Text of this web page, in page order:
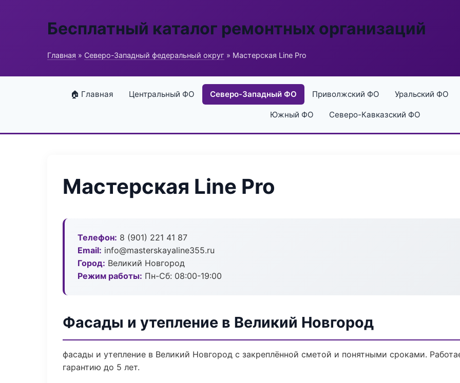
Бесплатный каталог ремонтных организаций
Главная » Северо-Западный федеральный округ » Мастерская Line Pro
🏠 Главная Центральный ФО Северо-Западный ФО Приволжский ФО Уральский ФО
Южный ФО Северо-Кавказский ФО
Мастерская Line Pro
Телефон: 8 (901) 221 41 87
Email: info@masterskayaline355.ru
Город: Великий Новгород
Режим работы: Пн-Сб: 08:00-19:00
Фасады и утепление в Великий Новгород
фасады и утепление в Великий Новгород с закреплённой сметой и понятными сроками.
гарантию до 5 лет.